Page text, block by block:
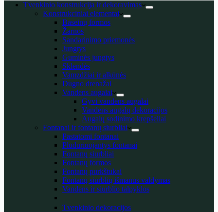
Tvenkinio konstrukcija ir dekoravimas
Konstrukciniai elementai
Baseinų formos
Žarnos
Sandarinimo priemonės
Jungtys
Guminės jungtys
Sklendės
Vamzdžiai ir alkūnės
Dugno drenažai
Vandens augalai
Gyvi vandens augalai
Vandens augalų dekoracijos
Augalų sodinimo krepšeliai
Fontanai ir fontanų siurbliai
Pastatomi fontanai
Plūduriuojantys fontanai
Fontanų siurbliai
Fontanų formos
Fontanų purkštukai
Fontanų siurblių išmanus valdymas
Vandens ir siurblio talpyklos
Tvenkinio dekoracijos